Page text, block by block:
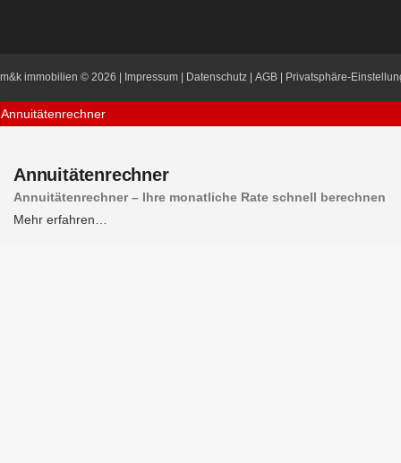
m&k immobilien © 2026 | Impressum | Datenschutz | AGB | Privatsphäre-
Annuitätenrechner
Annuitätenrechner
Annuitätenrechner – Ihre monatliche Rate schnell berechnen
Mehr erfahren…